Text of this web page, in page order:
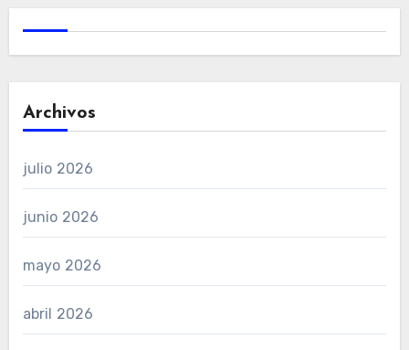
Archivos
julio 2026
junio 2026
mayo 2026
abril 2026